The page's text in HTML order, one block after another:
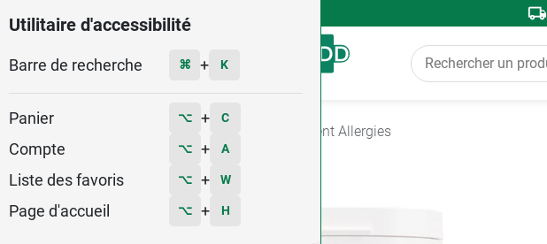
Utilitaire d'accessibilité
Barre de recherche ⌘ + K
Panier ⌥ + C
Compte ⌥ + A
Liste des favoris ⌥ + W
Page d'accueil ⌥ + H
Menu
Traitement Allergies